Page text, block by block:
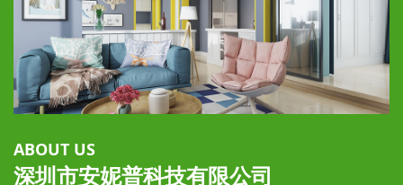
ABOUT US
深圳市安妮普科技有限公司